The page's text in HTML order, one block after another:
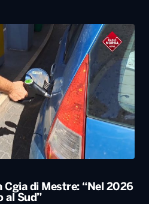
Cgia di Mestre: “Nel 2026
al Sud”